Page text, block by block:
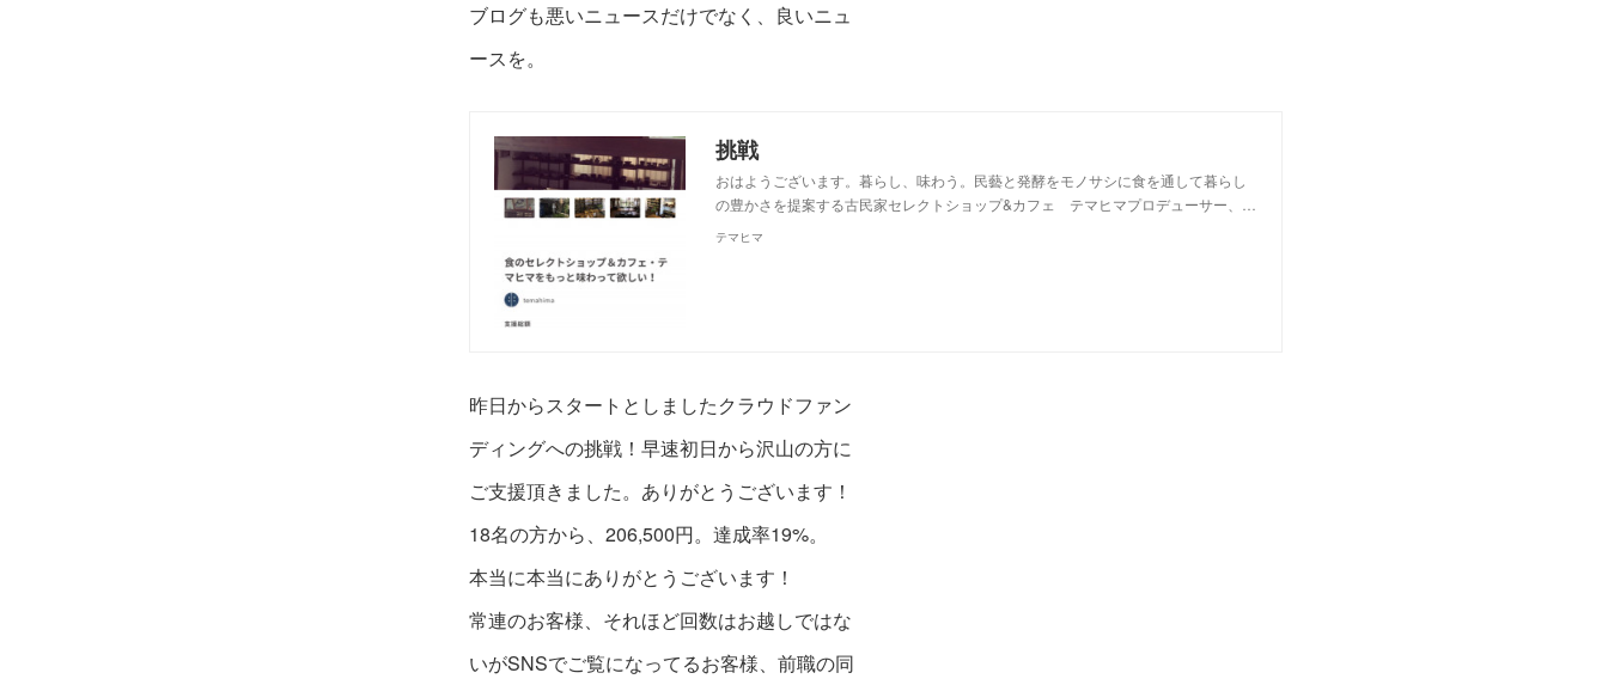
ブログも悪いニュースだけでなく、良いニュ
ースを。
挑戦
おはようございます。暮らし、味わう。民藝と発酵をモノサシに食を通して暮らし
の豊かさを提案する古民家セレクトショップ&カフェ テマヒマプロデューサー、…
テマヒマ
昨日からスタートとしましたクラウドファン
ディングへの挑戦！早速初日から沢山の方に
ご支援頂きました。ありがとうございます！
18名の方から、206,500円。達成率19%。
本当に本当にありがとうございます！
常連のお客様、それほど回数はお越しではな
いがSNSでご覧になってるお客様、前職の同